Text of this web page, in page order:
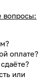
вопросы:
оплате?
или